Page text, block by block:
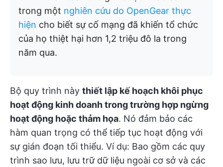
trong một nghiên cứu do OpenGear thực
hiện cho biết sự cố mạng đã khiến tổ chức
của họ thiệt hại hơn 1,2 triệu đô la trong
năm qua.
Bộ quy trình này thiết lập kế hoạch khôi phục
hoạt động kinh doanh trong trường hợp ngừng
hoạt động hoặc thảm họa. Nó đảm bảo các
hàm quan trọng có thể tiếp tục hoạt động với
sự gián đoạn tối thiểu. Ví dụ: Bao gồm các quy
trình sao lưu, lưu trữ dữ liệu ngoài cơ sở và các